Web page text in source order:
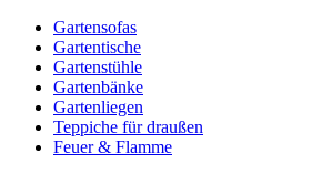
Gartensofas
Gartentische
Gartenstühle
Gartenbänke
Gartenliegen
Teppiche für draußen
Feuer & Flamme